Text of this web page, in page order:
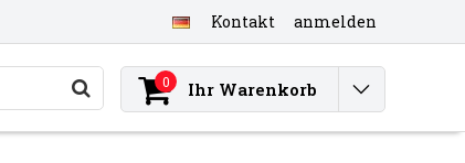
Kontakt anmelden
0 Ihr Warenkorb